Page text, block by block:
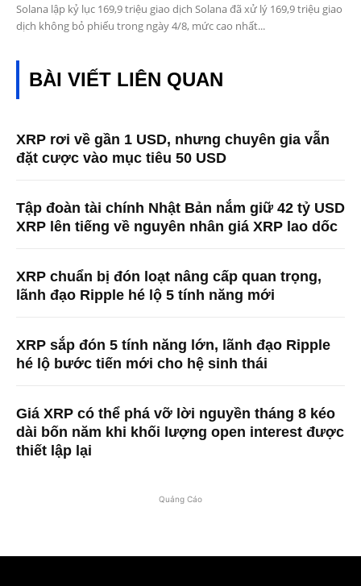
Solana lập kỷ lục 169,9 triệu giao dịch Solana đã xử lý 169,9 triệu giao
dịch không bỏ phiếu trong ngày 4/8, mức cao nhất...
BÀI VIẾT LIÊN QUAN
XRP rơi về gần 1 USD, nhưng chuyên gia vẫn
đặt cược vào mục tiêu 50 USD
Tập đoàn tài chính Nhật Bản nắm giữ 42 tỷ USD
XRP lên tiếng về nguyên nhân giá XRP lao dốc
XRP chuẩn bị đón loạt nâng cấp quan trọng,
lãnh đạo Ripple hé lộ 5 tính năng mới
XRP sắp đón 5 tính năng lớn, lãnh đạo Ripple
hé lộ bước tiến mới cho hệ sinh thái
Giá XRP có thể phá vỡ lời nguyền tháng 8 kéo
dài bốn năm khi khối lượng open interest được
thiết lập lại
Quảng Cáo